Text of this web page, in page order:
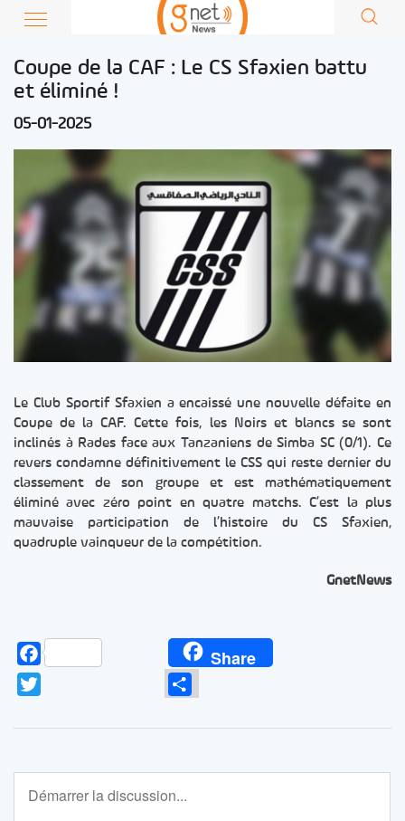
Coupe de la CAF : Le CS Sfaxien battu
et éliminé !
05-01-2025
Le Club Sportif Sfaxien a encaissé une nouvelle défaite en
Coupe de la CAF. Cette fois, les Noirs et blancs se sont
inclinés à Rades face aux Tanzaniens de Simba SC (0/1). Ce
revers condamne définitivement le CSS qui reste dernier du
classement de son groupe et est mathématiquement
éliminé avec zéro point en quatre matchs. C’est la plus
mauvaise participation de l’histoire du CS Sfaxien,
quadruple vainqueur de la compétition.
GnetNews
Facebook Share